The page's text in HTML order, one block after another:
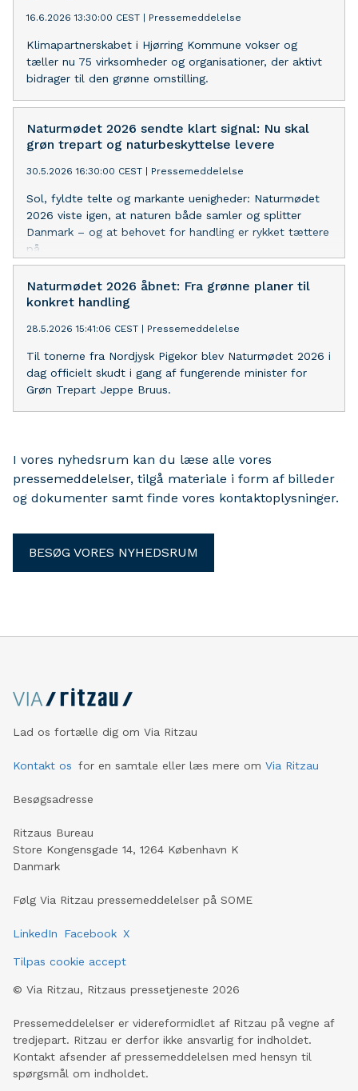
16.6.2026 13:30:00 CEST Pressemeddelelse
Klimapartnerskabet i Hjørring Kommune vokser og
tæller nu 75 virksomheder og organisationer, der aktivt
bidrager til den grønne omstilling.
Naturmødet 2026 sendte klart signal: Nu skal
grøn trepart og naturbeskyttelse levere
30.5.2026 16:30:00 CEST Pressemeddelelse
Sol, fyldte telte og markante uenigheder: Naturmødet
2026 viste igen, at naturen både samler og splitter
Danmark – og at behovet for handling er rykket tættere
på.
Naturmødet 2026 åbnet: Fra grønne planer til
konkret handling
28.5.2026 15:41:06 CEST Pressemeddelelse
Til tonerne fra Nordjysk Pigekor blev Naturmødet 2026 i
dag officielt skudt i gang af fungerende minister for
Grøn Trepart Jeppe Bruus.
I vores nyhedsrum kan du læse alle vores
pressemeddelelser, tilgå materiale i form af billeder
og dokumenter samt finde vores kontaktoplysninger.
BESØG VORES NYHEDSRUM
Lad os fortælle dig om Via Ritzau
Kontakt os for en samtale eller læs mere om Via Ritzau
Besøgsadresse
Ritzaus Bureau
Store Kongensgade 14, 1264 København K
Danmark
Følg Via Ritzau pressemeddelelser på SOME
LinkedIn Facebook X
Tilpas cookie accept
© Via Ritzau, Ritzaus pressetjeneste 2026
Pressemeddelelser er videreformidlet af Ritzau på vegne af
tredjepart. Ritzau er derfor ikke ansvarlig for indholdet.
Kontakt afsender af pressemeddelelsen med hensyn til
spørgsmål om indholdet.